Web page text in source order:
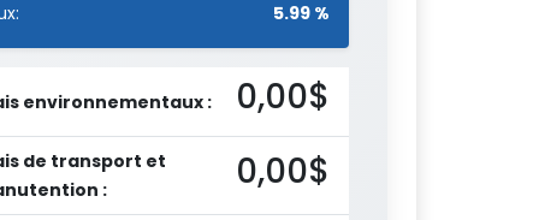
5.99 %
environnementaux : 0,00$
de transport et
:
0,00$